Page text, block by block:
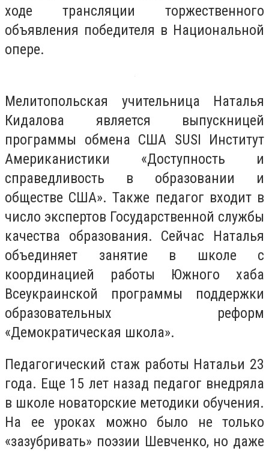
ходе трансляции торжественного
объявления победителя в Национальной
опере.
Мелитопольская учительница Наталья
Кидалова является выпускницей
программы обмена США SUSI Институт
Американистики «Доступность и
справедливость в образовании и
обществе США». Также педагог входит в
число экспертов Государственной службы
качества образования. Сейчас Наталья
объединяет занятие в школе с
координацией работы Южного хаба
Всеукраинской программы поддержки
образовательных реформ
«Демократическая школа».
Педагогический стаж работы Натальи 23
года. Еще 15 лет назад педагог внедряла
в школе новаторские методики обучения.
На ее уроках можно было не только
«зазубривать» поэзии Шевченко, но даже